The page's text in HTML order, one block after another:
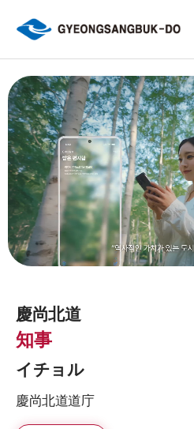
慶尚北道
知事
イチョル
慶尚北道道庁